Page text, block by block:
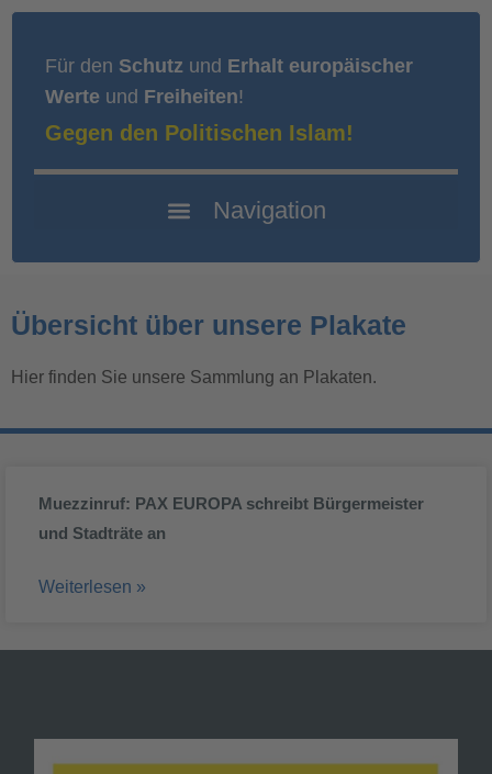
Für den Schutz und Erhalt europäischer
Werte und Freiheiten!
Gegen den Politischen Islam!
Übersicht über unsere Plakate
Hier finden Sie unsere Sammlung an Plakaten.
Muezzinruf: PAX EUROPA schreibt Bürgermeister
und Stadträte an
Weiterlesen »